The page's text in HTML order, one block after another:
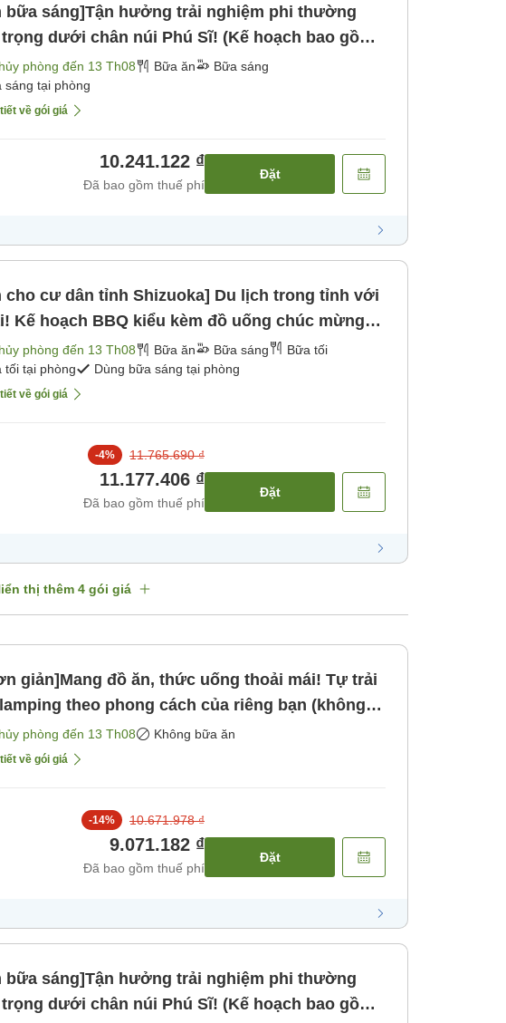
bữa sáng]Tận hưởng trải nghiệm phi thường
dưới chân núi Phú Sĩ! (Kế hoạch bao gồm
sáng) [Bữa sáng]
phòng đến 13 Th08 Bữa ăn
Bữa sáng
sáng tại phòng
về gói giá
10.241.122 ₫
Đã bao gồm thuế phí
Đặt
cho cư dân tỉnh Shizuoka] Du lịch trong tỉnh với
Kế hoạch BBQ kiểu kèm đồ uống chúc mừng
bữa sáng và bữa tối) [Bữa sáng] [Bữa tối]
phòng đến 13 Th08 Bữa ăn Bữa sáng
Bữa tối
tối tại phòng
Dùng bữa sáng tại phòng
về gói giá
-4% 11.765.690 ₫
11.177.406 ₫
Đã bao gồm thuế phí
Đặt
thị thêm 4 gói giá
giản]Mang đồ ăn, thức uống thoải mái! Tự trải
theo phong cách của riêng bạn (không
ăn). [Không bao gồm bữa ăn]
phòng đến 13 Th08 Không bữa ăn
về gói giá
-14% 10.671.978 ₫
9.071.182 ₫
Đã bao gồm thuế phí
Đặt
bữa sáng]Tận hưởng trải nghiệm phi thường
dưới chân núi Phú Sĩ! (Kế hoạch bao gồm